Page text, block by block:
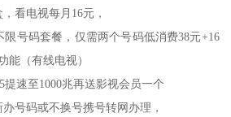
看电视每月16元，
号码套餐，仅需两个号码低消费38元+16
能（有线电视）
提速至1000兆再送影视会员一个
号码或不换号携号转网办理，